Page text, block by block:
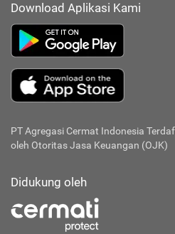
Download Aplikasi Kami
PT Agregasi Cermat Indonesia
oleh Otoritas Jasa Keuangan (OJK)
Didukung oleh